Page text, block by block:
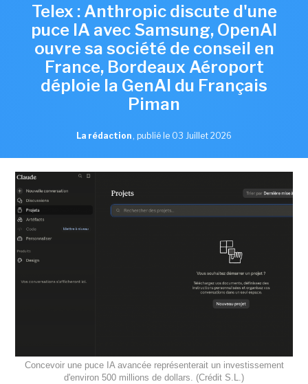
Telex : Anthropic discute d'une
puce IA avec Samsung, OpenAI
ouvre sa société de conseil en
France, Bordeaux Aéroport
déploie la GenAI du Français
Piman
La rédaction , publié le 03 Juillet 2026
Concevoir une puce IA avancée représenterait un investissement
d'environ 500 millions de dollars. (Crédit S.L.)